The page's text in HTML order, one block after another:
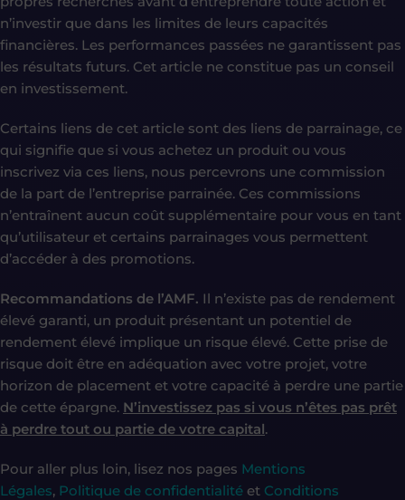
n’investir que dans les limites de leurs capacités
financières. Les performances passées ne garantissent pas
les résultats futurs. Cet article ne constitue pas un conseil
en investissement.
Certains liens de cet article sont des liens de parrainage, ce
qui signifie que si vous achetez un produit ou vous
inscrivez via ces liens, nous percevrons une commission
de la part de l’entreprise parrainée. Ces commissions
n’entraînent aucun coût supplémentaire pour vous en tant
qu’utilisateur et certains parrainages vous permettent
d’accéder à des promotions.
Recommandations de l’AMF. Il n’existe pas de rendement
élevé garanti, un produit présentant un potentiel de
rendement élevé implique un risque élevé. Cette prise de
risque doit être en adéquation avec votre projet, votre
horizon de placement et votre capacité à perdre une partie
de cette épargne. N’investissez pas si vous n’êtes pas prêt
à perdre tout ou partie de votre capital.
Pour aller plus loin, lisez nos pages Mentions
Légales, Politique de confidentialité et Conditions